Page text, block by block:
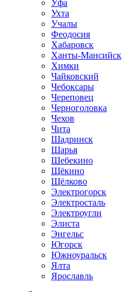
Уфа
Ухта
Учалы
Феодосия
Хабаровск
Ханты-Мансийск
Химки
Чайковский
Чебоксары
Череповец
Черноголовка
Чехов
Чита
Шадринск
Шарья
Шебекино
Щёкино
Щёлково
Электрогорск
Электросталь
Электроугли
Элиста
Энгельс
Югорск
Южноуральск
Ялта
Ярославль